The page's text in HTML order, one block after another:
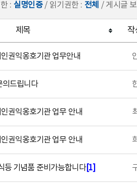
: 실명인증/ 읽기권한 : 전체 / 게시글
제목 작
권익옹호기관 업무안내
의드립니다
권익옹호기관 업무 안내
권익옹호기관 업무 안내
등 기념품 준비가능합니다[1]